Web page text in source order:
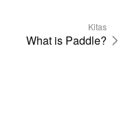
Kitas
What is Paddle?